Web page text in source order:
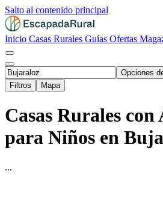
Salto al contenido principal
Inicio Casas Rurales Guías Ofertas
Opciones
Filtros
Mapa
Casas Rurales
para Niños en
...